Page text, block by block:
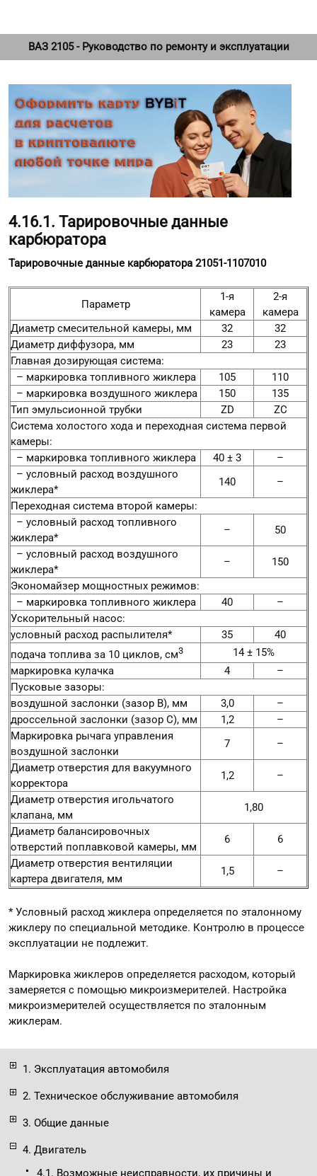
ВАЗ 2105 - Руководство по ремонту и эксплуатации
1. Эксплуатация автомобиля
2. Техническое обслуживание автомобиля
3. Общие данные
4. Двигатель
4.1. Возможные неисправности, их причины и
4.16.1. Тарировочные данные
карбюратора
Тарировочные данные карбюратора 21051-1107010
Параметр
1-я
камера
2-я
камера
Диаметр смесительной камеры, мм
32
32
Диаметр диффузора, мм
23
23
Главная дозирующая система:
– маркировка топливного жиклера
105
110
– маркировка воздушного жиклера
150
135
Тип эмульсионной трубки
ZD
ZС
Система холостого хода и переходная система первой
камеры:
– маркировка топливного жиклера
40 ± 3
–
– условный расход воздушного
жиклера*
140
–
Переходная система второй камеры:
– условный расход топливного
жиклера*
–
50
– условный расход воздушного
жиклера*
–
150
Экономайзер мощностных режимов:
– маркировка топливного жиклера
40
–
Ускорительный насос:
условный расход распылителя*
35
40
подача топлива за 10 циклов, см3
14 ± 15%
маркировка кулачка
4
–
Пусковые зазоры:
воздушной заслонки (зазор В), мм
3,0
–
дроссельной заслонки (зазор С), мм
1,2
–
Маркировка рычага управления
воздушной заслонки
7
–
Диаметр отверстия для вакуумного
корректора
1,2
–
Диаметр отверстия игольчатого
клапана, мм
1,80
Диаметр балансировочных
отверстий поплавковой камеры, мм
6
6
Диаметр отверстия вентиляции
картера двигателя, мм
1,5 –
* Условный расход жиклера определяется по эталонному
жиклеру по специальной методике. Контролю в процессе
эксплуатации не подлежит.
Маркировка жиклеров определяется расходом, который
замеряется с помощью микроизмерителей. Настройка
микроизмерителей осуществляется по эталонным
жиклерам.